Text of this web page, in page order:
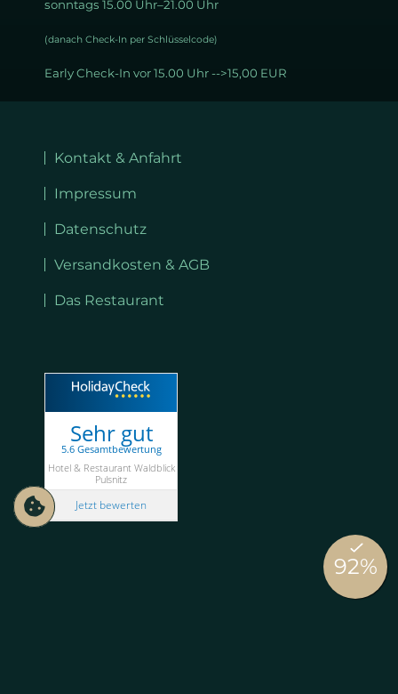
sonntags 15.00 Uhr–21.00 Uhr
(danach Check-In per Schlüsselcode)
Early Check-In vor 15.00 Uhr -->15,00 EUR
überspringen
Kontakt & Anfahrt
Impressum
Datenschutz
Versandkosten & AGB
Das Restaurant
Sehr gut
5.6 Gesamtbewertung
Hotel & Restaurant Waldblick
Pulsnitz
Jetzt bewerten